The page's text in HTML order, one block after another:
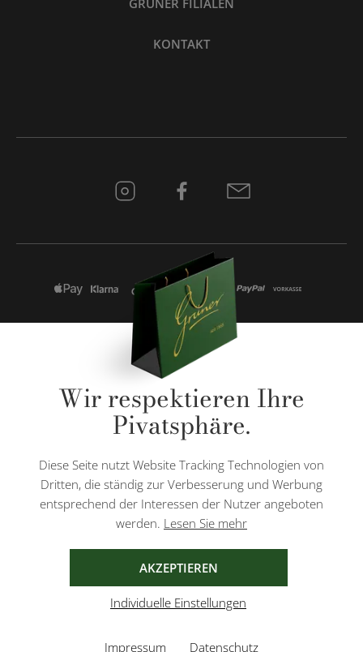
GRÜNER FILIALEN
KONTAKT
* Alle Preise inkl. gesetzl. Mehrwertsteuer zzgl.
Nachnahmegebühren, wenn nicht anders angegeben.
Diese Website ist durch reCAPTCHA geschützt und es gelten die
Wir respektieren Ihre
Pivatsphäre.
Diese Seite nutzt Website Tracking Technologien von
Dritten, die ständig zur Verbesserung und Werbung
entsprechend der Interessen der Nutzer angeboten
werden. Lesen Sie mehr
AKZEPTIEREN
Individuelle Einstellungen
Impressum Datenschutz